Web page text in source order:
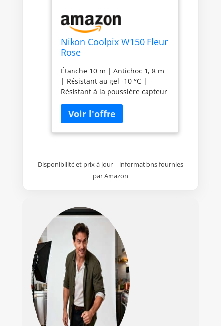
Nikon Coolpix W150 Fleur
Rose
Étanche 10 m | Antichoc 1, 8 m
| Résistant au gel -10 °C |
Résistant à la poussière capteur
CMOS adapté à la faible
luminosité et le zoom optique
NIKKOR 3X Vidéos Full
HD(1080p/30 vps) avec son
instantanément avec
l'application SnapBridge
cartes FlashAir
Disponibilité et prix à jour – informations fournies
par Amazon